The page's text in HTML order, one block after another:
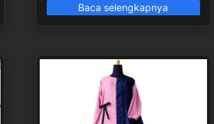
Baca selengkapnya